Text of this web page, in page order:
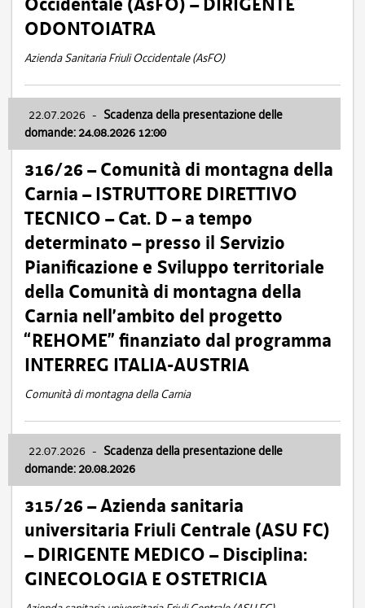
ODONTOIATRA
Azienda Sanitaria Friuli Occidentale (AsFO)
22.07.2026 - Scadenza della presentazione delle
domande: 24.08.2026 12:00
316/26 – Comunità di montagna della
Carnia – ISTRUTTORE DIRETTIVO
TECNICO – Cat. D – a tempo
determinato – presso il Servizio
Pianificazione e Sviluppo territoriale
della Comunità di montagna della
Carnia nell’ambito del progetto
“REHOME” finanziato dal programma
INTERREG ITALIA-AUSTRIA
Comunità di montagna della Carnia
22.07.2026 - Scadenza della presentazione delle
domande: 20.08.2026
315/26 – Azienda sanitaria
universitaria Friuli Centrale (ASU FC)
– DIRIGENTE MEDICO – Disciplina:
GINECOLOGIA E OSTETRICIA